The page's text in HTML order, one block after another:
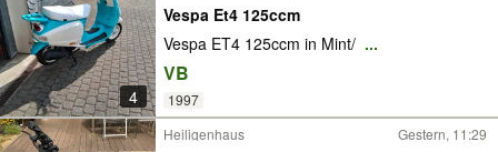
4
Vespa Et4 125ccm
Vespa ET4 125ccm in Mint/ ...
VB
1997
Heiligenhaus Gestern, 11:29